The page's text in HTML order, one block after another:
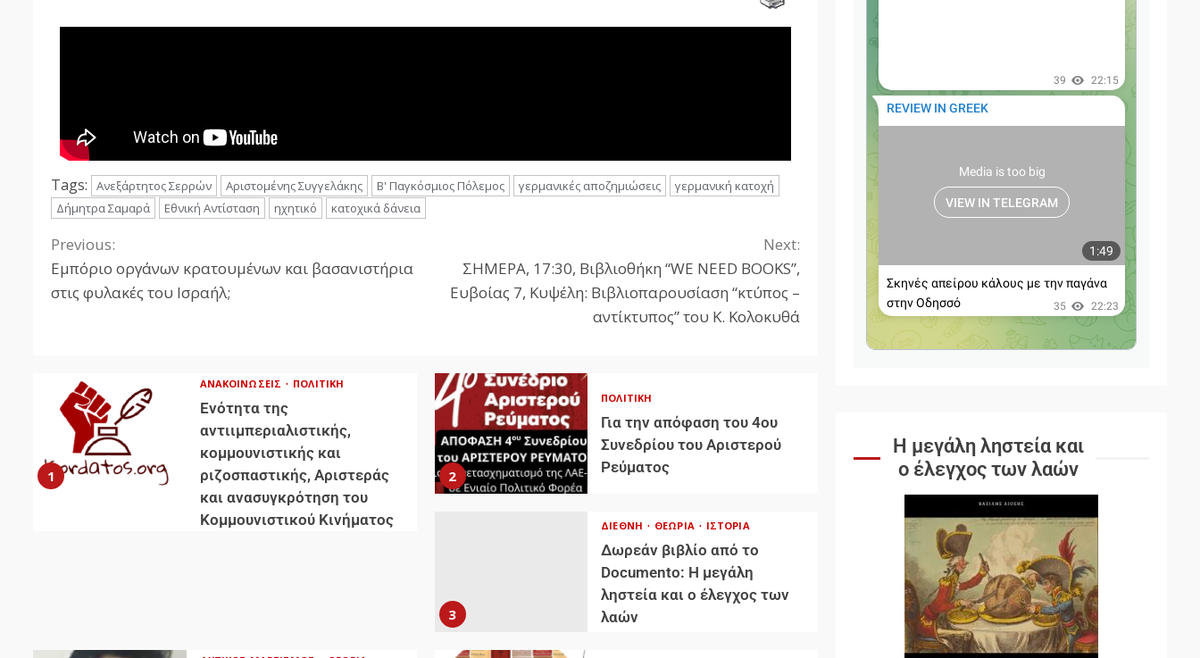
Tags: Ανεξάρτητος Σερρών Αριστομένης Συγγελάκης Β' Παγκόσμιος Πόλεμος γερμανικές αποζημιώσεις
γερμανική κατοχή
Δήμητρα Σαμαρά
Εθνική Αντίσταση ηχητικό κατοχικά δάνεια
Previous:
Εμπόριο οργάνων κρατουμένων και βασανιστήρια
στις φυλακές του Ισραήλ;
Next:
ΣΗΜΕΡΑ, 17:30, Βιβλιοθήκη “WE NEED BOOKS”,
Ευβοίας 7, Κυψέλη: Βιβλιοπαρουσίαση “κτύπος –
αντίκτυπος” του Κ. Κολοκυθά
1
ΑΝΑΚΟΙΝΏΣΕΙΣ ΠΟΛΙΤΙΚΉ
Ενότητα της
αντιιμπεριαλιστικής,
κομμουνιστικής και
ριζοσπαστικής, Αριστεράς
και ανασυγκρότηση του
Κομμουνιστικού Κινήματος
2
ΠΟΛΙΤΙΚΉ
Για την απόφαση του 4ου
Συνεδρίου του Αριστερού
Ρεύματος
3
ΔΙΕΘΝΉ ΘΕΩΡΊΑ ΙΣΤΟΡΊΑ
Δωρεάν βιβλίο από το
Documento: Η μεγάλη
ληστεία και ο έλεγχος των
λαών
Η μεγάλη ληστεία και
ο έλεγχος των λαών